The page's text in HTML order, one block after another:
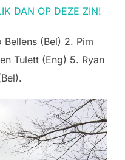
DAN OP DEZE ZIN!
Bellens (Bel) 2. Pim
Tulett (Eng) 5. Ryan